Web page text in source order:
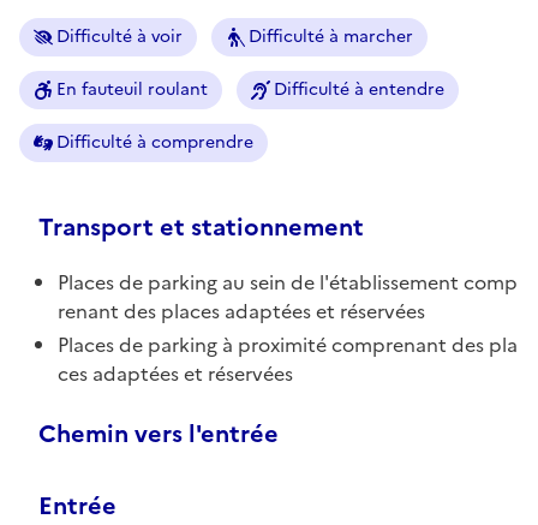
Difficulté à voir Difficulté à marcher
En fauteuil roulant Difficulté à entendre
Difficulté à comprendre
Transport et stationnement
Places de parking au sein de l'établissement comp
renant des places adaptées et réservées
Places de parking à proximité comprenant des pla
ces adaptées et réservées
Chemin vers l'entrée
Entrée